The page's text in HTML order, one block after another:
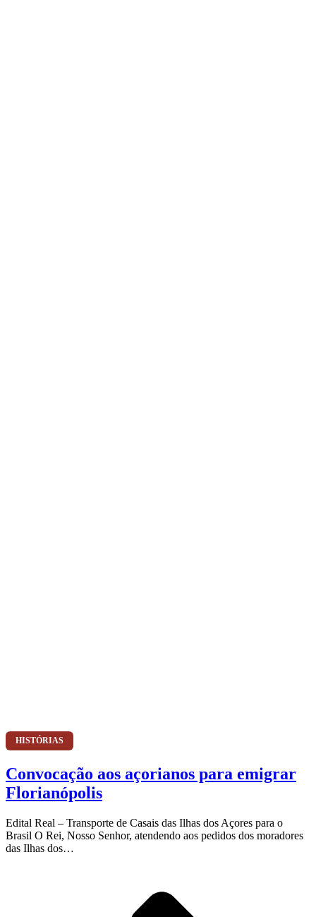
HISTÓRIAS
Convocação aos açorianos para emigrar
Florianópolis
Edital Real – Transporte de Casais das Ilhas dos Açores para o
Brasil O Rei, Nosso Senhor, atendendo aos pedidos dos moradores
das Ilhas dos…